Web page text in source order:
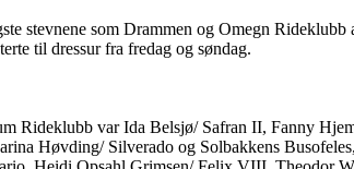
stevnene som Drammen og Omegn
til dressur fra fredag og søndag.
Rideklubb var Ida Belsjø/ Safran II, Fanny
Høvding/ Silverado og Solbakkens